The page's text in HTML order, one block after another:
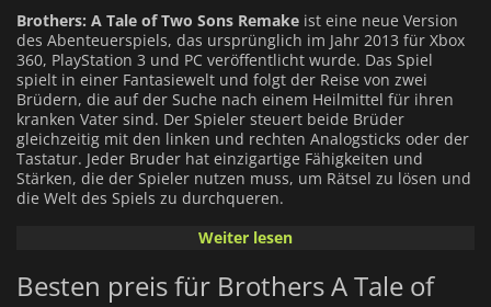
6.79€
Brothers: A Tale of Two Sons Remake ist eine neue Version
des Abenteuerspiels, das ursprünglich im Jahr 2013 für Xbox
360, PlayStation 3 und PC veröffentlicht wurde. Das Spiel
spielt in einer Fantasiewelt und folgt der Reise von zwei
Brüdern, die auf der Suche nach einem Heilmittel für ihren
kranken Vater sind. Der Spieler steuert beide Brüder
gleichzeitig mit den linken und rechten Analogsticks oder der
Tastatur. Jeder Bruder hat einzigartige Fähigkeiten und
Stärken, die der Spieler nutzen muss, um Rätsel zu lösen und
die Welt des Spiels zu durchqueren.
Die Geschichte des Spiels wird durch visuelles Storytelling
des Spiels, komponiert von Gustaf Grefberg, ist ebenfalls ein
herausragendes Merkmal und verstärkt die emotionale
Weiter lesen
Besten preis für Brothers A Tale of